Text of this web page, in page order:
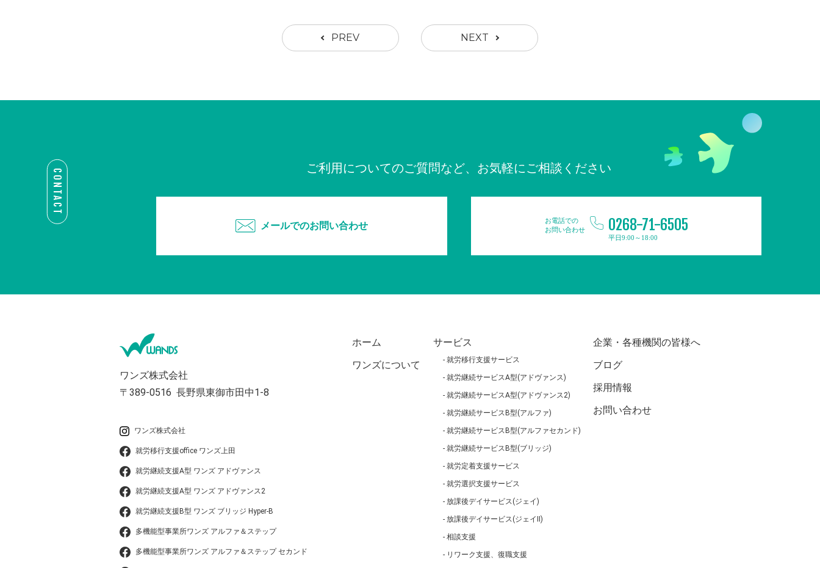
PREV NEXT
CONTACT ご利用についてのご質問など、お気軽にご相談ください
メールでのお問い合わせ
お電話での
お問い合わせ
0268-71-6505
平日9:00～18:00
ワンズ株式会社
〒389-0516 長野県東御市田中1-8
ワンズ株式会社
就労移行支援office ワンズ上田
就労継続支援A型 ワンズ アドヴァンス
就労継続支援A型 ワンズ アドヴァンス2
就労継続支援B型 ワンズ ブリッジ Hyper-B
多機能型事業所ワンズ アルファ＆ステップ
多機能型事業所ワンズ アルファ＆ステップ セカンド
ホーム
ワンズについて
サービス
就労移行支援サービス
就労継続サービスA型(アドヴァンス)
就労継続サービスA型(アドヴァンス2)
就労継続サービスB型(アルファ)
就労継続サービスB型(アルファセカンド)
就労継続サービスB型(ブリッジ)
就労定着支援サービス
就労選択支援サービス
放課後デイサービス(ジェイ)
放課後デイサービス(ジェイⅡ)
相談支援
リワーク支援、復職支援
企業・各種機関の皆様へ
ブログ
採用情報
お問い合わせ